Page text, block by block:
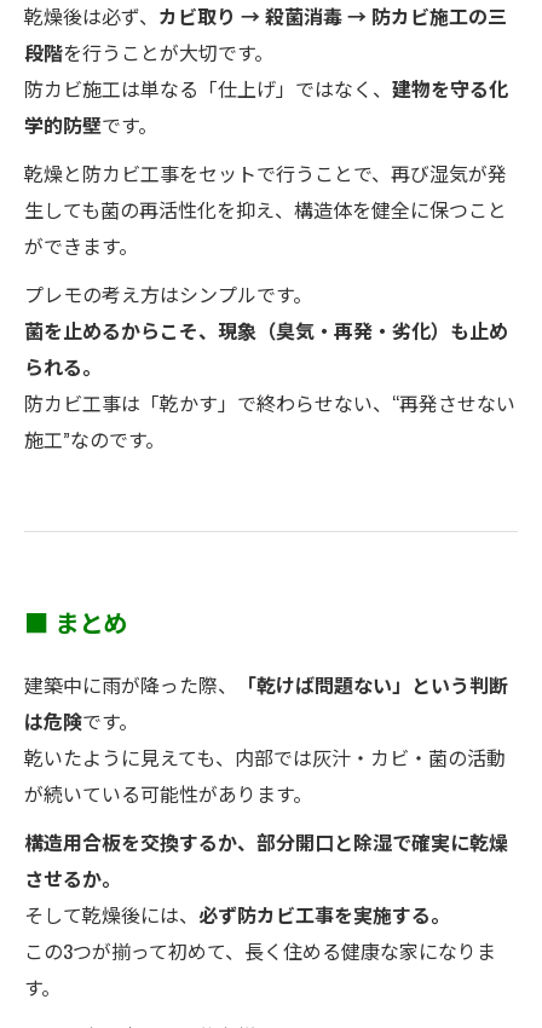
乾燥後は必ず、 カビ取り → 殺菌消毒 → 防カビ施工の三
段階を行うことが大切です。
防カビ施工は単なる「仕上げ」ではなく、 建物を守る化
学的防壁です。
乾燥と防カビ工事をセットで行うことで、再び湿気が発
生しても菌の再活性化を抑え、構造体を健全に保つこと
ができます。
プレモの考え方はシンプルです。
菌を止めるからこそ、現象（臭気・再発・劣化）も止め
られる。
防カビ工事は「乾かす」で終わらせない、“再発させない
施工”なのです。
■ まとめ
建築中に雨が降った際、
「乾けば問題ない」という判断
は危険です。
乾いたように見えても、内部では灰汁・カビ・菌の活動
が続いている可能性があります。
構造用合板を交換するか、部分開口と除湿で確実に乾燥
させるか。
そして乾燥後には、 必ず防カビ工事を実施する。
この3つが揃って初めて、長く住める健康な家になりま
す。